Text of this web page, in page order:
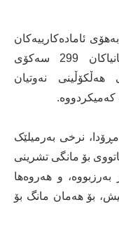
ئامادەکارییەکان
لە زریانی لۆرا کە بەهۆیەوە کۆمپانیاکان 299 سەکۆی
نەوتی و 11 سەۆکی هەڵکۆڵینی نەوتیان
نرخی بەرمیلێک
بۆ مانگی تشرینی
0.3% بۆ 46.01 دۆلار بەرزبووە، و هەروەها
بۆ هەمان مانگ بۆ